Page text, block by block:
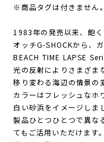
※商品タグは付きません
1983年の発売以来、飽
オッチG-SHOCKから、
BEACH TIME LAPSE
光の反射によりさまざま
移り変わる海辺の情景の
カラーはフレッシュなホ
白い砂浜をイメージしま
製品ひとつひとつで異な
てもご活用いただけます。